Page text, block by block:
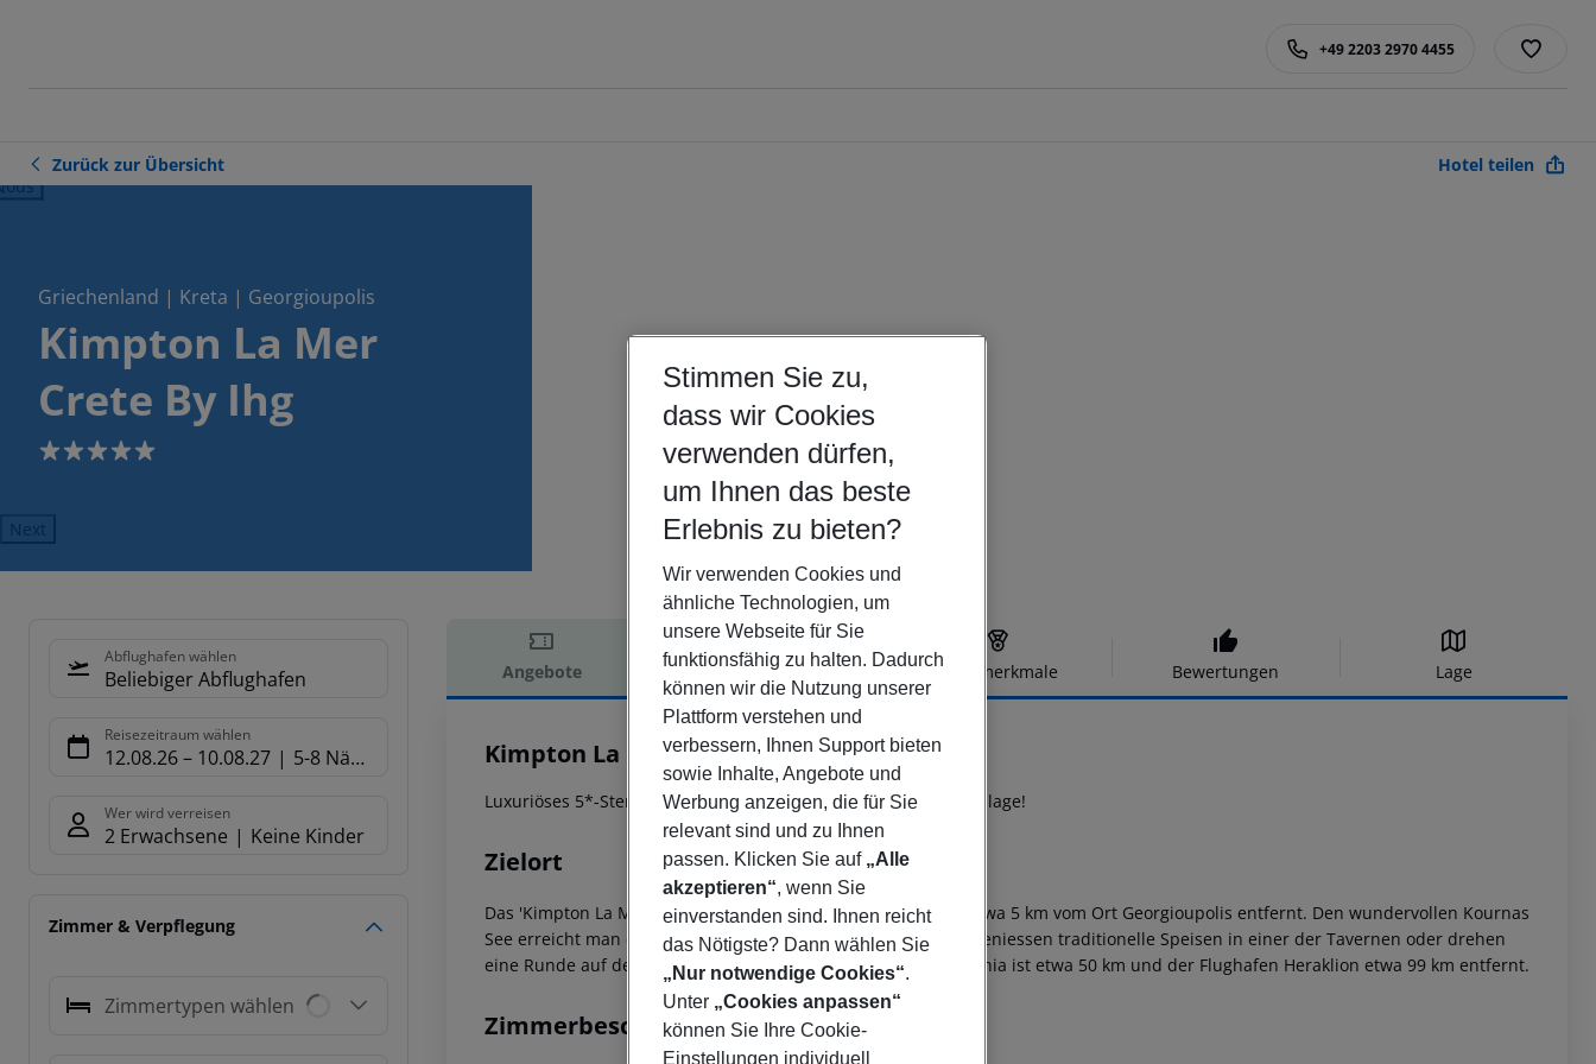
+49 2203 2970 4455
Zurück zur Übersicht Hotel teilen
Griechenland | Kreta | Georgioupolis
Kimpton La Mer
Crete By Ihg
5
Next
Abflughafen wählen
Beliebiger Abflughafen
Reisezeitraum wählen
12.08.26– 10.08.27 5-8 Nächte
Wer wird verreisen
2 Erwachsene Keine Kinder
Zimmer & Verpflegung
Zimmertypen wählen
Angebote Hotelbeschreibung Hotelmerkmale Bewertungen Lage
Hotelbeschreibung
Kimpton La Mer Crete By Ihg
5
Luxuriöses 5*-Sterne 'Adults-Only' Hotel in erstklassiger Strandlage!
Zielort
Das 'Kimpton La Mer Resort & Spa' liegt direkt am Meer und etwa 5 km vom Ort Georgioupolis entfernt. Den wundervollen Kournas
See erreicht man ebenfalls nach etwa 5 km, hier relaxen Sie, geniessen traditionelle Speisen in einer der Tavernen oder drehen
eine Runde auf dem See mit dem Tretboot.Der Flughafen Chania ist etwa 50 km und der Flughafen Heraklion etwa 99 km entfernt.
Zimmerbeschreibung
Stimmen Sie zu,
dass wir Cookies
verwenden dürfen,
um Ihnen das beste
Erlebnis zu bieten?
Wir verwenden Cookies und
ähnliche Technologien, um
unsere Webseite für Sie
funktionsfähig zu halten. Dadurch
können wir die Nutzung unserer
Plattform verstehen und
verbessern, Ihnen Support bieten
sowie Inhalte, Angebote und
Werbung anzeigen, die für Sie
relevant sind und zu Ihnen
passen. Klicken Sie auf „Alle
akzeptieren“, wenn Sie
einverstanden sind. Ihnen reicht
das Nötigste? Dann wählen Sie
„Nur notwendige Cookies“.
Unter „Cookies anpassen“
können Sie Ihre Cookie-
Einstellungen individuell